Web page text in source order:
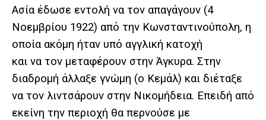
Ασία έδωσε εντολή να τον απαγάγουν (4
Νοεμβρίου 1922) από την Κωνσταντινούπολη, η
οποία ακόμη ήταν υπό αγγλική κατοχή
και να τον μεταφέρουν στην Άγκυρα. Στην
διαδρομή άλλαξε γνώμη (ο Κεμάλ) και διέταξε
να τον λιντσάρουν στην Νικομήδεια. Επειδή από
εκείνη την περιοχή θα περνούσε με